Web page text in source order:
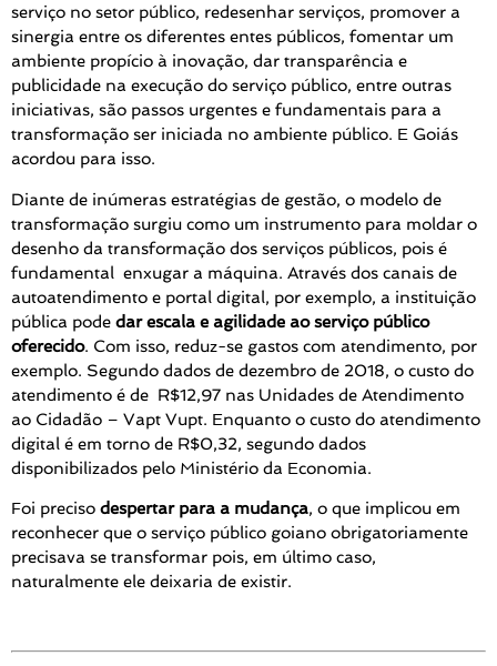
serviço no setor público, redesenhar serviços, promover a
sinergia entre os diferentes entes públicos, fomentar um
ambiente propício à inovação, dar transparência e
publicidade na execução do serviço público, entre outras
iniciativas, são passos urgentes e fundamentais para a
transformação ser iniciada no ambiente público. E Goiás
acordou para isso.
Diante de inúmeras estratégias de gestão, o modelo de
transformação surgiu como um instrumento para moldar o
desenho da transformação dos serviços públicos, pois é
fundamental enxugar a máquina. Através dos canais de
autoatendimento e portal digital, por exemplo, a instituição
pública pode dar escala e agilidade ao serviço público
oferecido. Com isso, reduz-se gastos com atendimento, por
exemplo. Segundo dados de dezembro de 2018, o custo do
atendimento é de R$12,97 nas Unidades de Atendimento
ao Cidadão – Vapt Vupt. Enquanto o custo do atendimento
digital é em torno de R$0,32, segundo dados
disponibilizados pelo Ministério da Economia.
Foi preciso despertar para a mudança, o que implicou em
reconhecer que o serviço público goiano obrigatoriamente
precisava se transformar pois, em último caso,
naturalmente ele deixaria de existir.